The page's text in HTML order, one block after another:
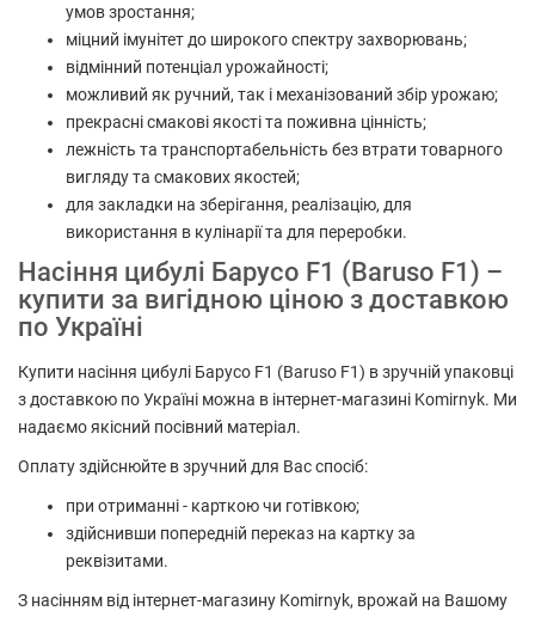
умов зростання;
міцний імунітет до широкого спектру захворювань;
відмінний потенціал урожайності;
можливий як ручний, так і механізований збір урожаю;
прекрасні смакові якості та поживна цінність;
лежність та транспортабельність без втрати товарного
вигляду та смакових якостей;
для закладки на зберігання, реалізацію, для
використання в кулінарії та для переробки.
Насіння цибулі Барусо F1 (Baruso F1) –
купити за вигідною ціною з доставкою
по Україні
Купити насіння цибулі Барусо F1 (Baruso F1) в зручній упаковці
з доставкою по Україні можна в інтернет-магазині Komirnyk. Ми
надаємо якісний посівний матеріал.
Оплату здійснюйте в зручний для Вас спосіб:
при отриманні - карткою чи готівкою;
здійснивши попередній переказ на картку за
реквізитами.
З насінням від інтернет-магазину Komirnyk, врожай на Вашому